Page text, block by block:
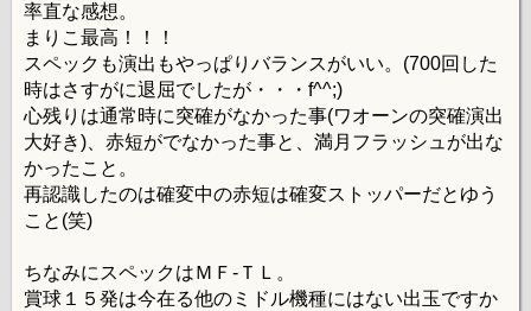
率直な感想。
まりこ最高！！！
スペックも演出もやっぱりバランスがいい。(700回した
時はさすがに退屈でしたが・・・f^^;)
心残りは通常時に突確がなかった事(ワオーンの突確演出
大好き)、赤短がでなかった事と、満月フラッシュが出な
かったこと。
再認識したのは確変中の赤短は確変ストッパーだとゆう
こと(笑)
ちなみにスペックはＭＦ-ＴＬ。
賞球１５発は今在る他のミドル機種にはない出玉ですか